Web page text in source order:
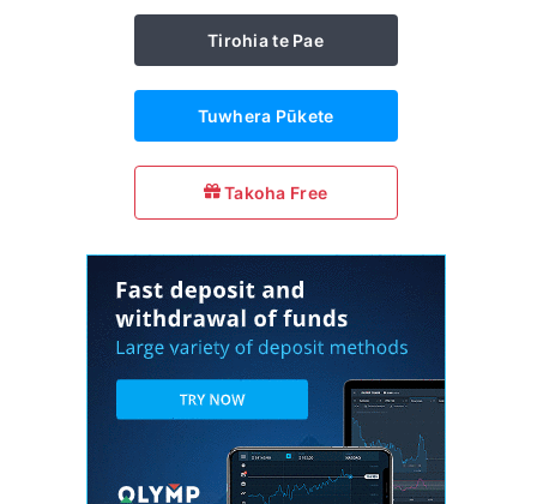
Tirohia te Pae
Tuwhera Pūkete
Takoha Free